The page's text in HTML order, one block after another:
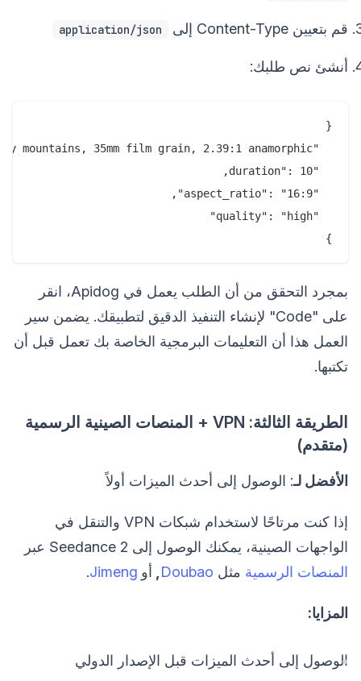
قم بتعيين Content-Type إلى application/json
أنشئ نص طلبك:
}
بمجرد التحقق من أن الطلب يعمل في Apidog، انقر
على "Code" لإنشاء التنفيذ الدقيق لتطبيقك. يضمن سير
العمل هذا أن التعليمات البرمجية الخاصة بك تعمل قبل أن
تكتبها.
الطريقة الثالثة: VPN + المنصات الصينية الرسمية
(متقدم)
الأفضل لـ: الوصول إلى أحدث الميزات أولاً
إذا كنت مرتاحًا لاستخدام شبكات VPN والتنقل في
الواجهات الصينية، يمكنك الوصول إلى Seedance 2 عبر
المنصات الرسمية مثل Doubao أو Jimeng
.
المزايا:
الوصول إلى أحدث الميزات قبل الإصدار الدولي